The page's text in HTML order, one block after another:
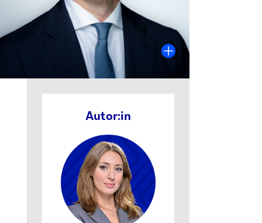
Autor:in